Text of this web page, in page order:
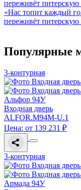
«Нас топит каждый
переживёт питерскую
Популярные
3-контурная
Альфор 94У
Входная дверь
ALFOR.M94M-U.1
Цена: от 139 231 ₽
3-контурная
Армада 94У